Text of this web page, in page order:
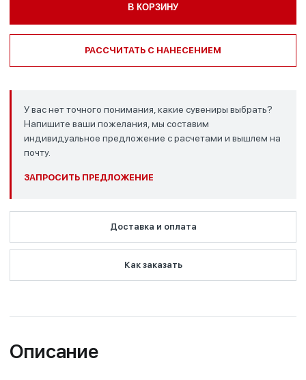
В КОРЗИНУ
РАССЧИТАТЬ С НАНЕСЕНИЕМ
У вас нет точного понимания, какие сувениры выбрать?
Напишите ваши пожелания, мы составим
индивидуальное предложение с расчетами и вышлем на
почту.
ЗАПРОСИТЬ ПРЕДЛОЖЕНИЕ
Доставка и оплата
Как заказать
Описание